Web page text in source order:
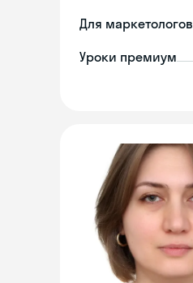
Для маркетологов
Уроки премиум